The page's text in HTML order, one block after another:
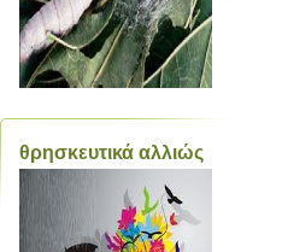
θρησκευτικά αλλιώς